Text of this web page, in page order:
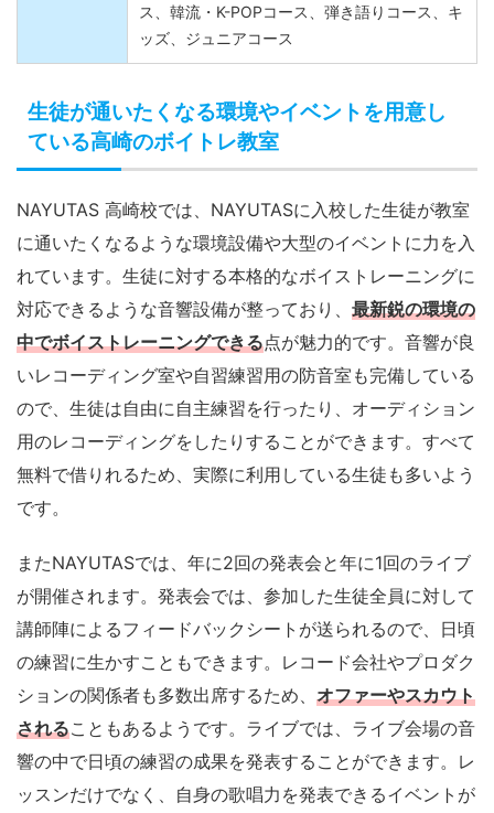
ス、韓流・K-POPコース、弾き語りコース、キ
ッズ、ジュニアコース
生徒が通いたくなる環境やイベントを用意し
ている高崎のボイトレ教室
NAYUTAS 高崎校では、NAYUTASに入校した生徒が教室
に通いたくなるような環境設備や大型のイベントに力を入
れています。生徒に対する本格的なボイストレーニングに
対応できるような音響設備が整っており、 最新鋭の環境の
中でボイストレーニングできる点が魅力的です。音響が良
いレコーディング室や自習練習用の防音室も完備している
ので、生徒は自由に自主練習を行ったり、オーディション
用のレコーディングをしたりすることができます。すべて
無料で借りれるため、実際に利用している生徒も多いよう
です。
またNAYUTASでは、年に2回の発表会と年に1回のライブ
が開催されます。発表会では、参加した生徒全員に対して
講師陣によるフィードバックシートが送られるので、日頃
の練習に生かすこともできます。レコード会社やプロダク
ションの関係者も多数出席するため、 オファーやスカウト
されることもあるようです。ライブでは、ライブ会場の音
響の中で日頃の練習の成果を発表することができます。レ
ッスンだけでなく、自身の歌唱力を発表できるイベントが